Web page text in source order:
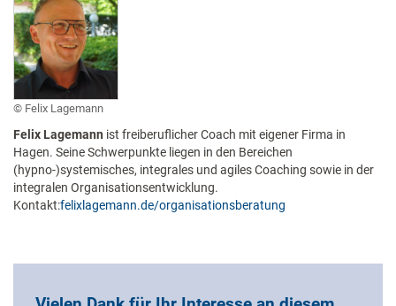
Felix Lagemann
Felix Lagemann ist freiberuflicher Coach mit eigener Firma in
Hagen. Seine Schwerpunkte liegen in den Bereichen
(hypno-)systemisches, integrales und agiles Coaching sowie in der
integralen Organisationsentwicklung.
Kontakt:felixlagemann.de/organisationsberatung